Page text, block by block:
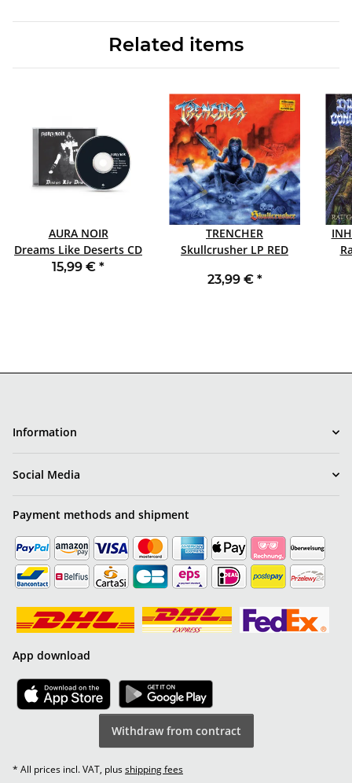
Related items
AURA NOIR
Dreams Like Deserts CD
JEWELCASE
15,99 € *
TRENCHER
Skullcrusher LP RED
23,99 € *
Information
Social Media
Payment methods and shipment
App download
Withdraw from contract
* All prices incl. VAT, plusshipping fees